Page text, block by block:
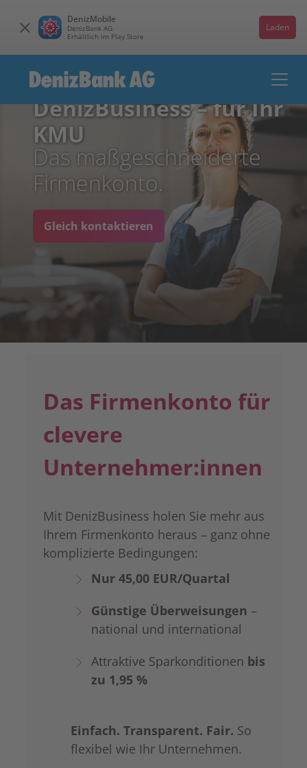
DenizMobile
DenizBank AG
Erhältlich im Play Store
Laden
DenizBusiness – für Ihr
KMU
Das maßgeschneiderte
Firmenkonto.
Gleich kontaktieren
Das Firmenkonto für
clevere
Unternehmer:innen
Mit DenizBusiness holen Sie mehr aus
Ihrem Firmenkonto heraus – ganz ohne
komplizierte Bedingungen:
Nur 45,00 EUR/Quartal
Günstige Überweisungen –
national und international
Attraktive Sparkonditionen bis
zu 1,95 %
Einfach. Transparent. Fair. So
flexibel wie Ihr Unternehmen.